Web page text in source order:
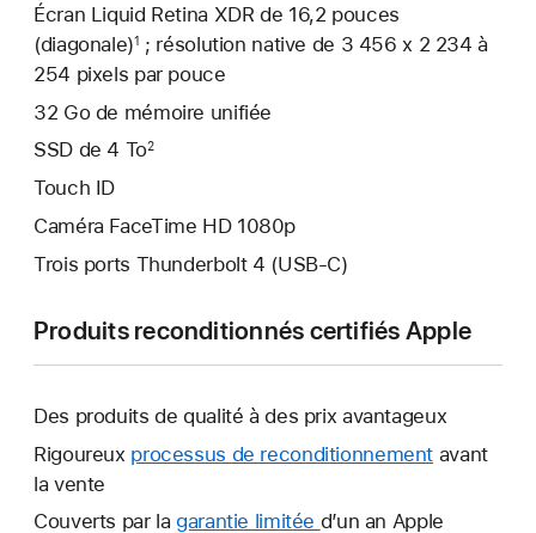
Écran Liquid Retina XDR de 16,2 pouces
(diagonale)1 ; résolution native de 3 456 x 2 234 à
254 pixels par pouce
32 Go de mémoire unifiée
SSD de 4 To2
Touch ID
Caméra FaceTime HD 1080p
Trois ports Thunderbolt 4 (USB-C)
Produits reconditionnés certifiés Apple
Des produits de qualité à des prix avantageux
Rigoureux processus de reconditionnement avant
la vente
Couverts par la garantie limitée Une
d’un an Apple